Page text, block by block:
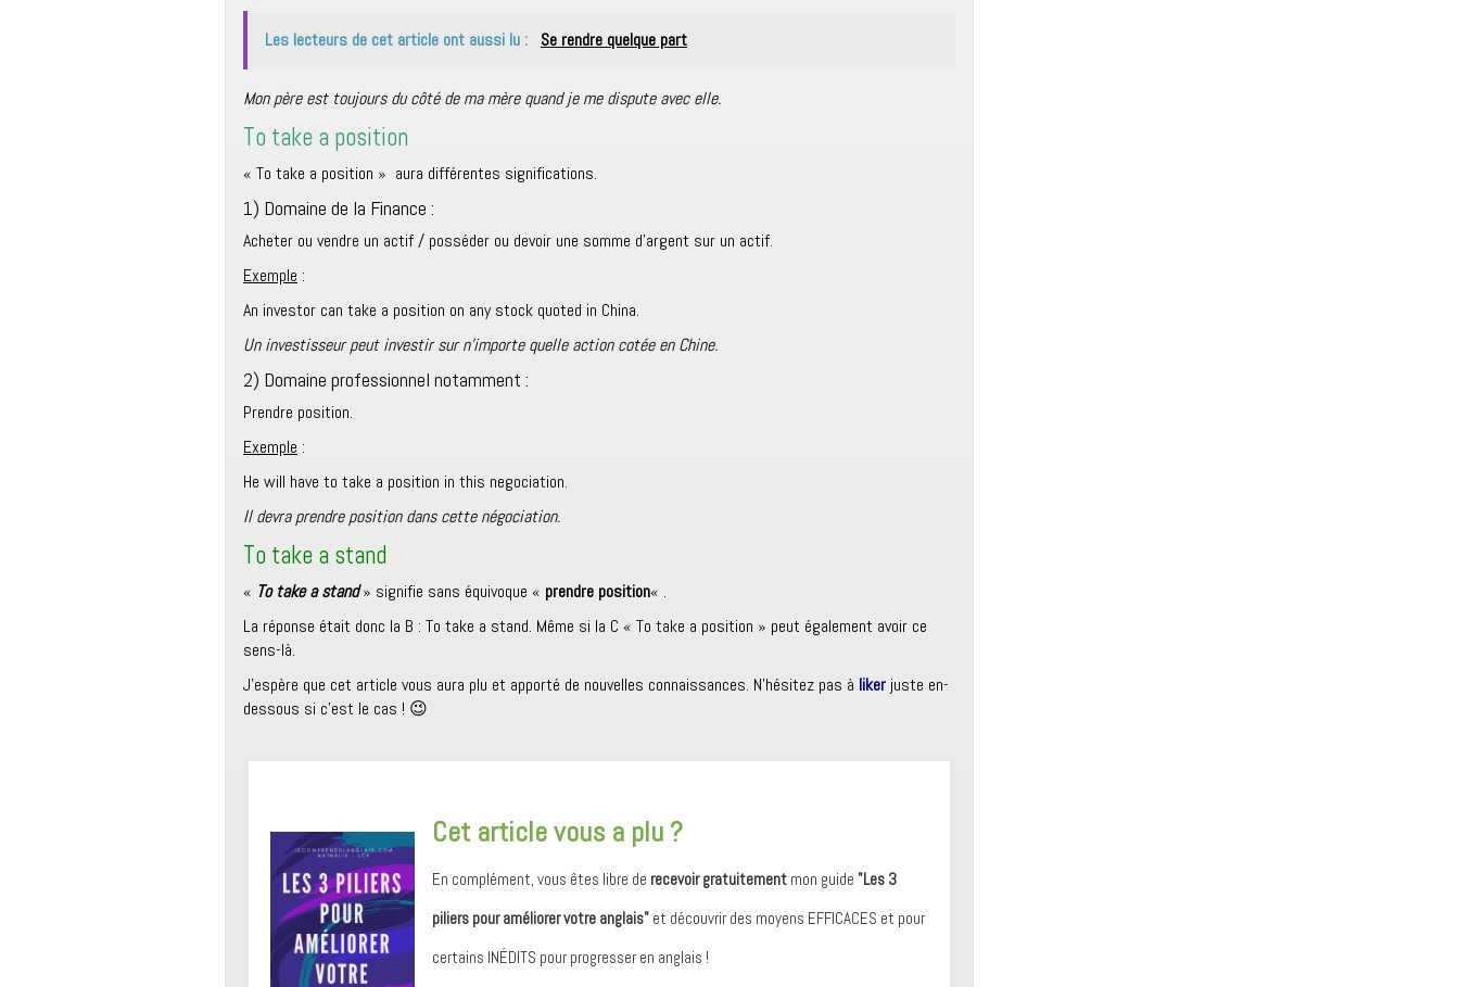
Les lecteurs de cet article ont aussi lu : Se rendre quelque part
Mon père est toujours du côté de ma mère quand je me dispute avec elle.
To take a position
« To take a position » aura différentes significations.
1) Domaine de la Finance :
Acheter ou vendre un actif / posséder ou devoir une somme d’argent sur un actif.
Exemple :
An investor can take a position on any stock quoted in China.
Un investisseur peut investir sur n’importe quelle action cotée en Chine.
2) Domaine professionnel notamment :
Prendre position.
Exemple :
He will have to take a position in this negociation.
Il devra prendre position dans cette négociation.
To take a stand
« To take a stand» signifie sans équivoque « prendre position« .
La réponse était donc la B : To take a stand. Même si la C « To take a position » peut également avoir ce
sens-là.
J’espère que cet article vous aura plu et apporté de nouvelles connaissances. N’hésitez pas à liker juste en-
dessous si c’est le cas ! 😉
​Cet article vous a plu ?
En complément, vous êtes libre de recevoir gratuitement mon guide "Les 3
piliers pour améliorer votre anglais" et découvrir des moyens ​EFFICACES et pour
certains ​INÉDITS pour progresser en anglais !